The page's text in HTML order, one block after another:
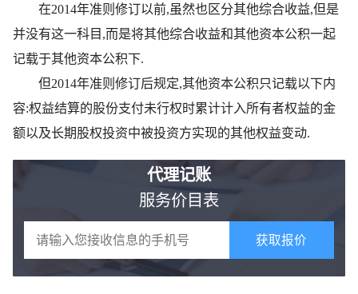
在2014年准则修订以前,虽然也区分其他综合收益,但是
并没有这一科目,而是将其他综合收益和其他资本公积一起
记载于其他资本公积下.
但2014年准则修订后规定,其他资本公积只记载以下内
容:权益结算的股份支付未行权时累计计入所有者权益的金
额以及长期股权投资中被投资方实现的其他权益变动.
代理记账
服务价目表
获取报价